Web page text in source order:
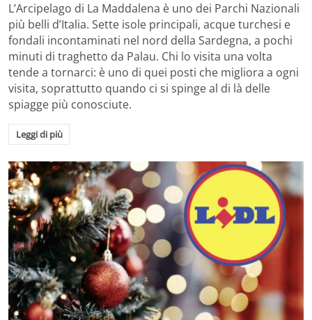
L’Arcipelago di La Maddalena è uno dei Parchi Nazionali
più belli d’Italia. Sette isole principali, acque turchesi e
fondali incontaminati nel nord della Sardegna, a pochi
minuti di traghetto da Palau. Chi lo visita una volta
tende a tornarci: è uno di quei posti che migliora a ogni
visita, soprattutto quando ci si spinge al di là delle
spiagge più conosciute.
Leggi di più